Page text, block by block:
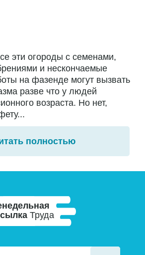
эти огороды с семенами,
и нескончаемые
на фазенде могут вызвать
разве что у людей
возраста. Но нет,
полностью
Труда